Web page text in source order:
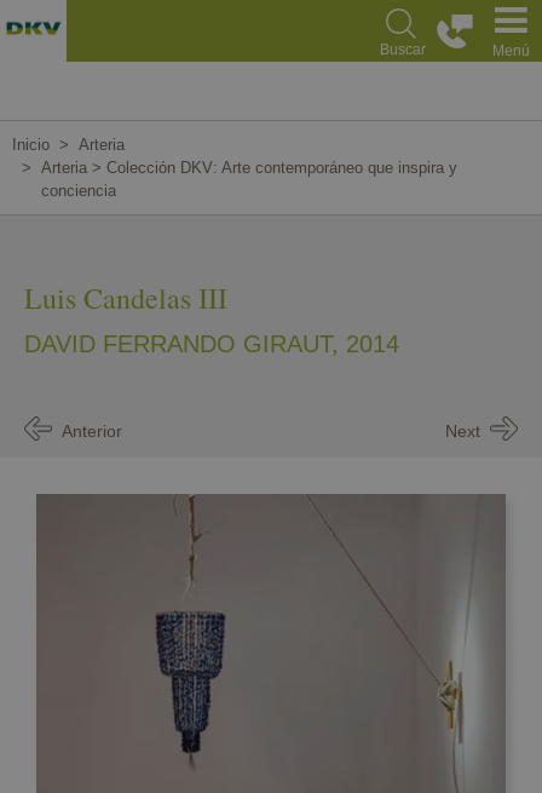
Buscar Menú
Inicio
Arteria
Arteria > Colección DKV: Arte contemporáneo que inspira y
conciencia
Anterior Next
Luis Candelas III
DAVID FERRANDO GIRAUT, 2014